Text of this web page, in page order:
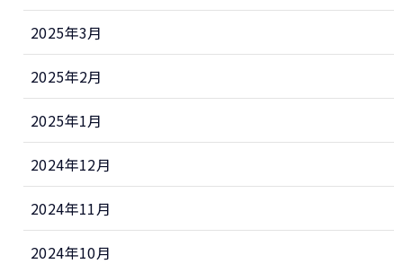
2025年3月
2025年2月
2025年1月
2024年12月
2024年11月
2024年10月